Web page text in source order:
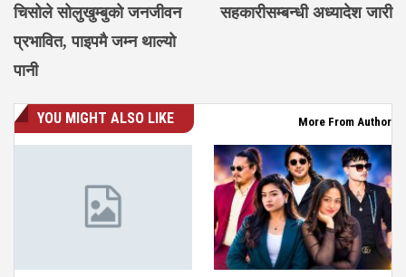
चिसोले सोलुखुम्बुको जनजीवन
प्रभावित, पाइपमै जम्न थाल्यो
पानी
सहकारीसम्बन्धी अध्यादेश जारी
YOU MIGHT ALSO LIKE More From Author